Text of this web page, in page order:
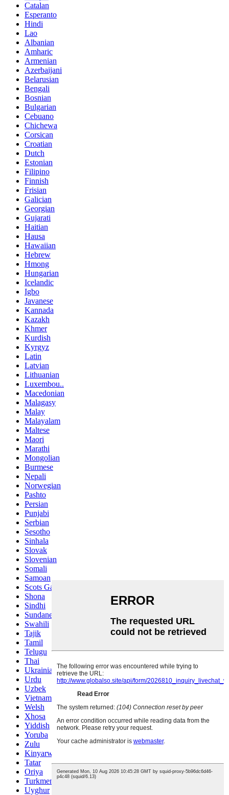
Catalan
Esperanto
Hindi
Lao
Albanian
Amharic
Armenian
Azerbaijani
Belarusian
Bengali
Bosnian
Bulgarian
Cebuano
Chichewa
Corsican
Croatian
Dutch
Estonian
Filipino
Finnish
Frisian
Galician
Georgian
Gujarati
Haitian
Hausa
Hawaiian
Hebrew
Hmong
Hungarian
Icelandic
Igbo
Javanese
Kannada
Kazakh
Khmer
Kurdish
Kyrgyz
Latin
Latvian
Lithuanian
Luxembou..
Macedonian
Malagasy
Malay
Malayalam
Maltese
Maori
Marathi
Mongolian
Burmese
Nepali
Norwegian
Pashto
Persian
Punjabi
Serbian
Sesotho
Sinhala
Slovak
Slovenian
Somali
Samoan
Scots Gaelic
Shona
Sindhi
Sundanese
Swahili
Tajik
Tamil
Telugu
Thai
Ukrainian
Urdu
Uzbek
Vietnamese
Welsh
Xhosa
Yiddish
Yoruba
Zulu
Kinyarwanda
Tatar
Oriya
Turkmen
Uyghur